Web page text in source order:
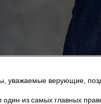
уважаемые верующие,
из самых главных